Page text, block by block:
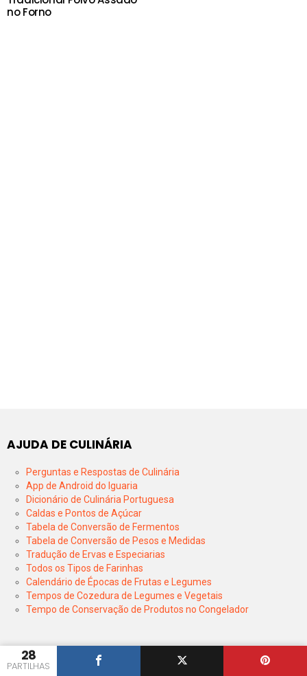
28
PARTILHAS
no Forno
AJUDA DE CULINÁRIA
Perguntas e Respostas de Culinária
App de Android do Iguaria
Dicionário de Culinária Portuguesa
Caldas e Pontos de Açúcar
Tabela de Conversão de Fermentos
Tabela de Conversão de Pesos e Medidas
Tradução de Ervas e Especiarias
Todos os Tipos de Farinhas
Calendário de Épocas de Frutas e Legumes
Tempos de Cozedura de Legumes e Vegetais
Tempo de Conservação de Produtos no Congelador